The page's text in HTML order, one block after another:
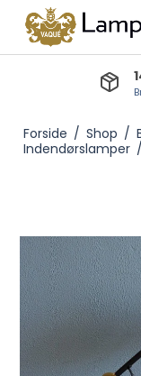
Forside / Shop /
Indendørslamper /